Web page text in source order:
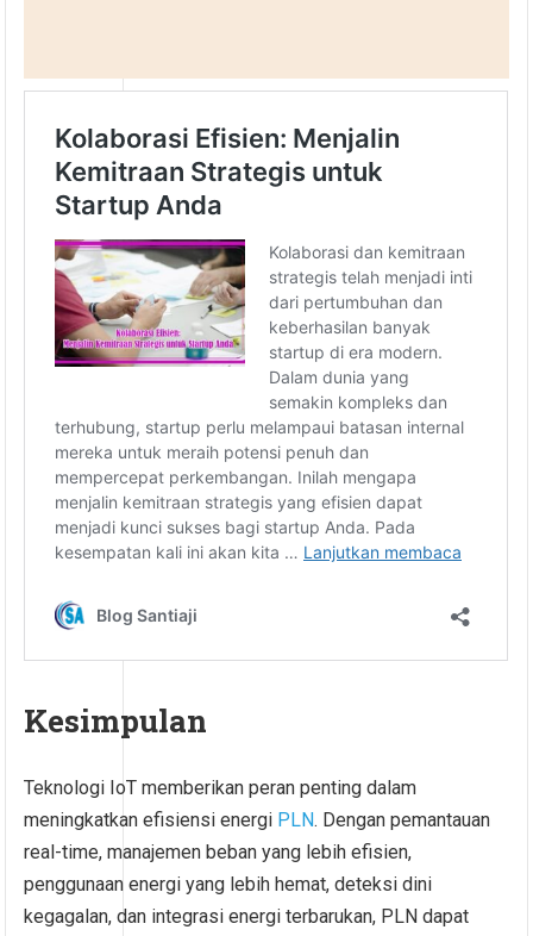
Kesimpulan
Teknologi IoT memberikan peran penting dalam
meningkatkan efisiensi energi PLN. Dengan pemantauan
real-time, manajemen beban yang lebih efisien,
penggunaan energi yang lebih hemat, deteksi dini
kegagalan, dan integrasi energi terbarukan, PLN dapat